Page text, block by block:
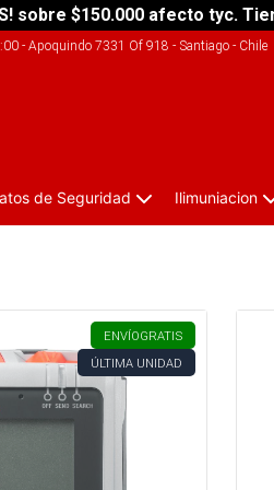
sobre $150.000 afecto tyc.
- Apoquindo 7331 Of 918 - Santiago - Chile
de Seguridad Ilimuniacion
ENVÍOGRATIS
ÚLTIMA UNIDAD